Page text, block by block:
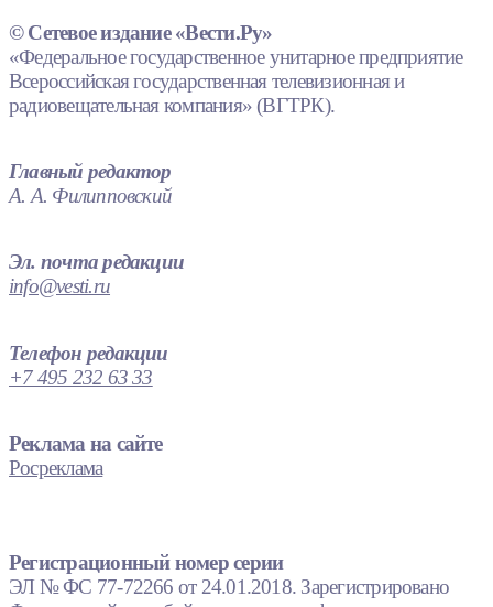
© Сетевое издание «Вести.Ру»
«Федеральное государственное унитарное предприятие
Всероссийская государственная телевизионная и
радиовещательная компания» (ВГТРК).
Главный редактор
А. А. Филипповский
Эл. почта редакции
info@vesti.ru
Телефон редакции
+7 495 232 63 33
Реклама на сайте
Росреклама
Регистрационный номер серии
ЭЛ № ФС 77-72266 от 24.01.2018. Зарегистрировано